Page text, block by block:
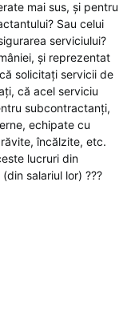
mai sus, și pentru
Sau celui
serviciului?
și reprezentat
solicitați servicii de
că acel serviciu
subcontractanți,
echipate cu
încălzite, etc.
lucruri din
salariul lor) ???